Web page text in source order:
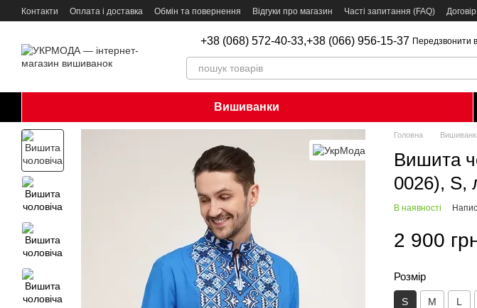
Перейти до основного контенту
Контакти Оплата і доставка Обмін та повернення Відгуки про магазин Часті запитання (FAQ)
+38 (068) 572-40-33,+38 (066) 956-15-37 Передзвонити
Вишиванки
Головна
Вишита
0026), S,
В наявності
2 900
Розмір
S M L